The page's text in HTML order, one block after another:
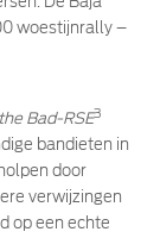
woestijnrally –
Bad-RSE3
bandieten in
door
verwijzingen
op een echte